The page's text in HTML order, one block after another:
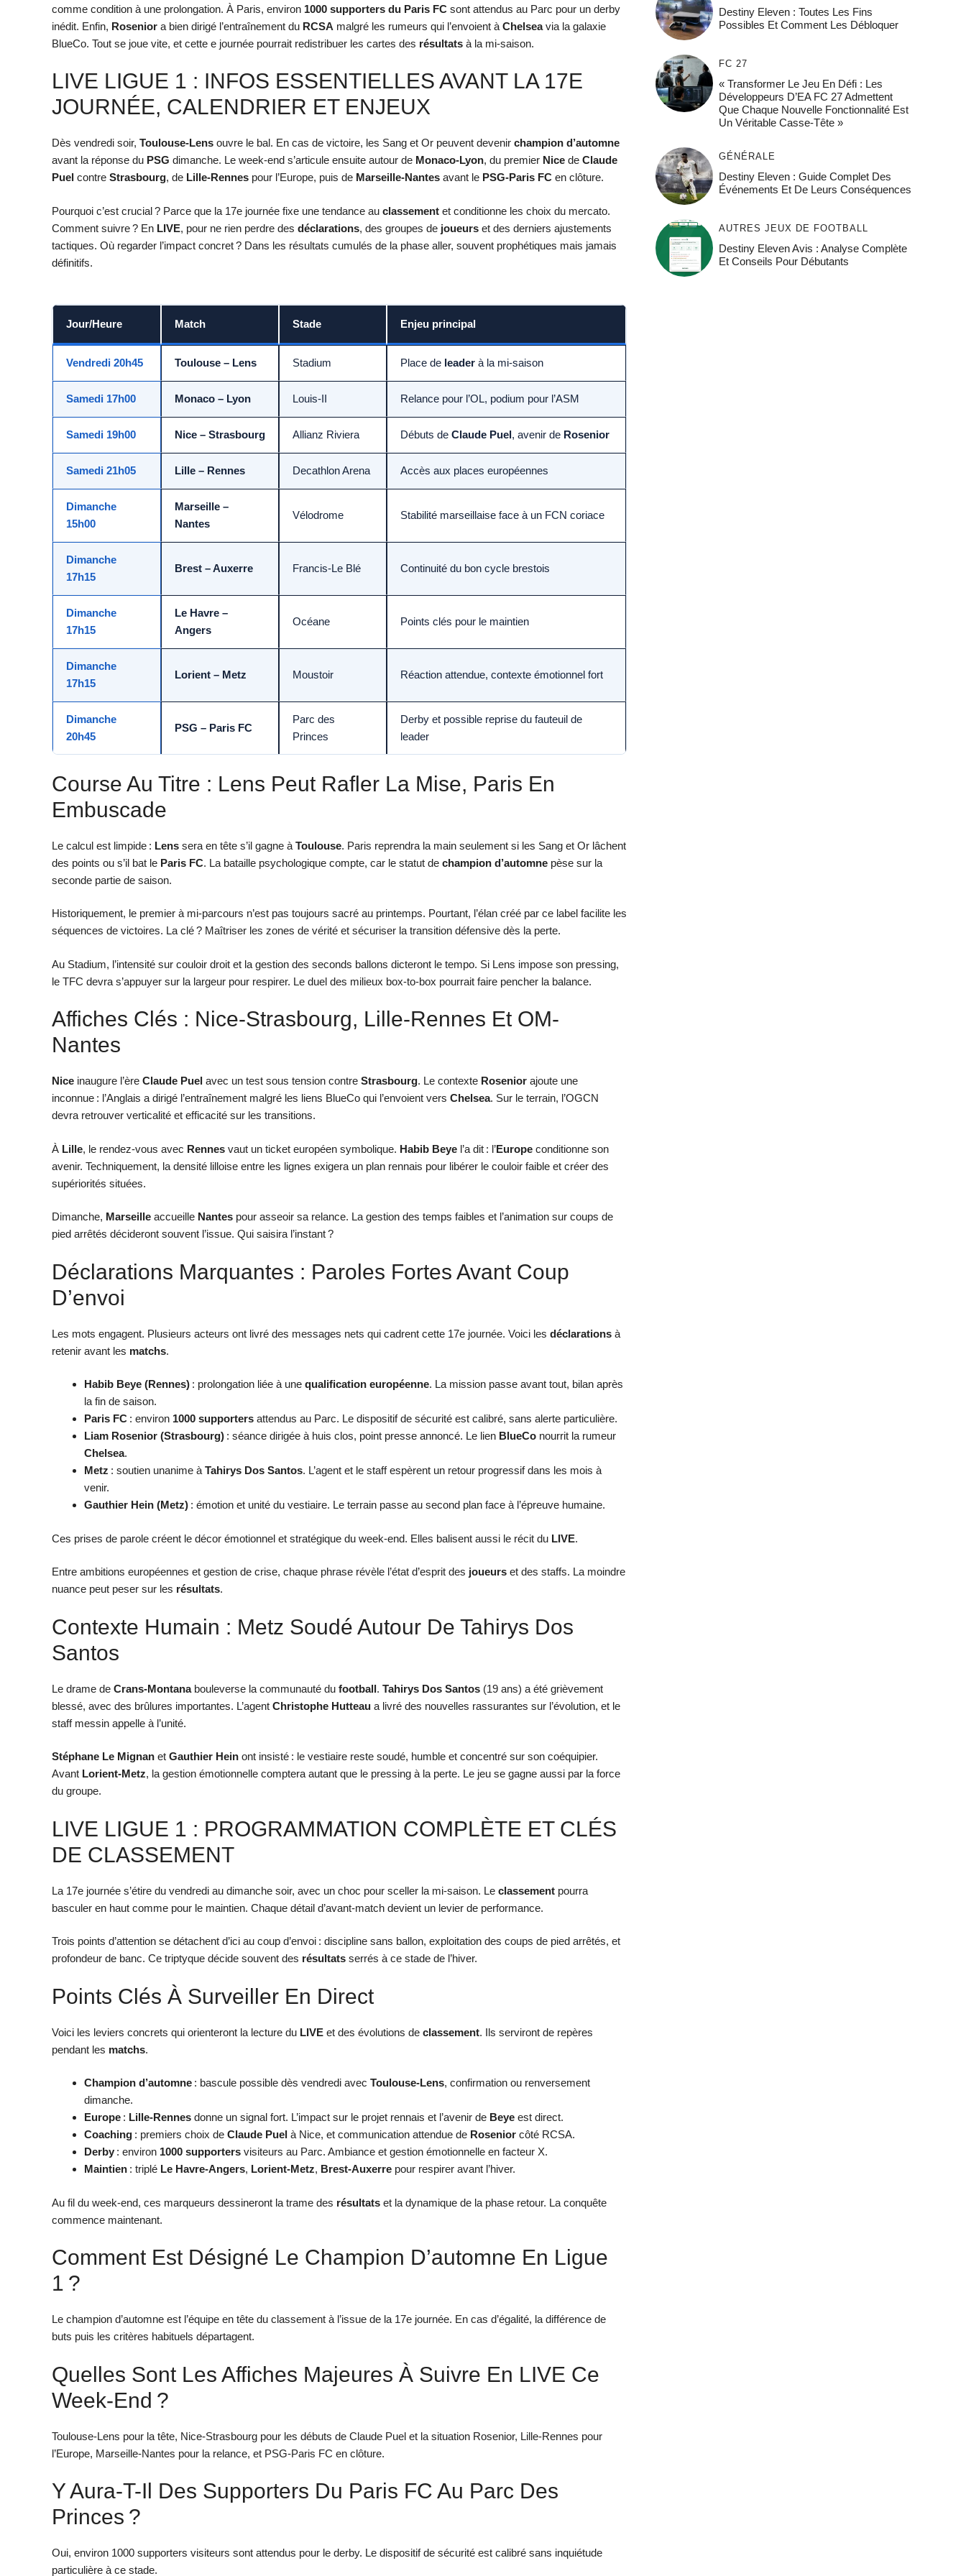
comme condition à une prolongation. À Paris, environ 1000 supporters du Paris FC sont attendus au Parc pour un derby
inédit. Enfin, Rosenior a bien dirigé l’entraînement du RCSA malgré les rumeurs qui l’envoient à Chelseavia la galaxie
BlueCo. Tout se joue vite, et cette e journée pourrait redistribuer les cartes des résultats à la mi-saison.
LIVE LIGUE 1 : INFOS ESSENTIELLES AVANT LA 17E
JOURNÉE, CALENDRIER ET ENJEUX
Dès vendredi soir, Toulouse-Lens ouvre le bal. En cas de victoire, les Sang et Or peuvent devenir champion d’automne
avant la réponse du PSG dimanche. Le week-end s’articule ensuite autour de Monaco-Lyon, du premier Nice de Claude
Puel contre Strasbourg, de Lille-Rennes pour l’Europe, puis de Marseille-Nantes avant le PSG-Paris FC en clôture.
Pourquoi c’est crucial ? Parce que la 17e journée fixe une tendance au classement et conditionne les choix du mercato.
Comment suivre ? En LIVE, pour ne rien perdre des déclarations, des groupes de joueurs et des derniers ajustements
tactiques. Où regarder l’impact concret ? Dans les résultats cumulés de la phase aller, souvent prophétiques mais jamais
définitifs.
Jour/Heure Match Stade Enjeu principal
Vendredi 20h45 Toulouse – Lens Stadium Place de leader à la mi-saison
Samedi 17h00 Monaco – Lyon Louis-II Relance pour l’OL, podium pour l’ASM
Samedi 19h00 Nice – Strasbourg Allianz Riviera Débuts de Claude Puel, avenir de Rosenior
Samedi 21h05 Lille – Rennes Decathlon Arena Accès aux places européennes
Dimanche
15h00
Marseille –
Nantes
Vélodrome Stabilité marseillaise face à un FCN coriace
Dimanche
17h15
Brest – Auxerre Francis-Le Blé Continuité du bon cycle brestois
Dimanche
17h15
Le Havre –
Angers
Océane Points clés pour le maintien
Dimanche
17h15
Lorient – Metz Moustoir Réaction attendue, contexte émotionnel fort
Dimanche
20h45
PSG – Paris FC
Parc des
Princes
Derby et possible reprise du fauteuil de
leader
Course Au Titre : Lens Peut Rafler La Mise, Paris En
Embuscade
Le calcul est limpide : Lens sera en tête s’il gagne à Toulouse. Paris reprendra la main seulement si les Sang et Or lâchent
des points ou s’il bat le Paris FC. La bataille psychologique compte, car le statut de champion d’automne pèse sur la
seconde partie de saison.
Historiquement, le premier à mi-parcours n’est pas toujours sacré au printemps. Pourtant, l’élan créé par ce label facilite les
séquences de victoires. La clé ? Maîtriser les zones de vérité et sécuriser la transition défensive dès la perte.
Au Stadium, l’intensité sur couloir droit et la gestion des seconds ballons dicteront le tempo. Si Lens impose son pressing,
le TFC devra s’appuyer sur la largeur pour respirer. Le duel des milieux box-to-box pourrait faire pencher la balance.
Affiches Clés : Nice-Strasbourg, Lille-Rennes Et OM-
Nantes
Nice inaugure l’ère Claude Puel avec un test sous tension contre Strasbourg. Le contexte Rosenior ajoute une
inconnue : l’Anglais a dirigé l’entraînement malgré les liens BlueCo qui l’envoient vers Chelsea. Sur le terrain, l’OGCN
devra retrouver verticalité et efficacité sur les transitions.
À Lille, le rendez-vous avec Rennes vaut un ticket européen symbolique. Habib Beye l’a dit : l’Europe conditionne son
avenir. Techniquement, la densité lilloise entre les lignes exigera un plan rennais pour libérer le couloir faible et créer des
supériorités situées.
Dimanche, Marseille accueille Nantes pour asseoir sa relance. La gestion des temps faibles et l’animation sur coups de
pied arrêtés décideront souvent l’issue. Qui saisira l’instant ?
Déclarations Marquantes : Paroles Fortes Avant Coup
D’envoi
Les mots engagent. Plusieurs acteurs ont livré des messages nets qui cadrent cette 17e journée. Voici les déclarations à
retenir avant les matchs.
Habib Beye (Rennes) : prolongation liée à une qualification européenne. La mission passe avant tout, bilan après
la fin de saison.
Paris FC : environ 1000 supporters attendus au Parc. Le dispositif de sécurité est calibré, sans alerte particulière.
Liam Rosenior (Strasbourg) : séance dirigée à huis clos, point presse annoncé. Le lien BlueCo nourrit la rumeur
Chelsea.
Metz : soutien unanime à Tahirys Dos Santos. L’agent et le staff espèrent un retour progressif dans les mois à
venir.
Gauthier Hein (Metz) : émotion et unité du vestiaire. Le terrain passe au second plan face à l’épreuve humaine.
Ces prises de parole créent le décor émotionnel et stratégique du week-end. Elles balisent aussi le récit du LIVE.
Entre ambitions européennes et gestion de crise, chaque phrase révèle l’état d’esprit des joueurs et des staffs. La moindre
nuance peut peser sur les résultats.
Contexte Humain : Metz Soudé Autour De Tahirys Dos
Santos
Le drame de Crans-Montanabouleverse la communauté du football. Tahirys Dos Santos (19 ans) a été grièvement
blessé, avec des brûlures importantes. L’agent Christophe Hutteau a livré des nouvelles rassurantes sur l’évolution, et le
staff messin appelle à l’unité.
Stéphane Le Mignan et Gauthier Hein ont insisté : le vestiaire reste soudé, humble et concentré sur son coéquipier.
Avant Lorient-Metz, la gestion émotionnelle comptera autant que le pressing à la perte. Le jeu se gagne aussi par la force
du groupe.
LIVE LIGUE 1 : PROGRAMMATION COMPLÈTE ET CLÉS
DE CLASSEMENT
La 17e journée s’étire du vendredi au dimanche soir, avec un choc pour sceller la mi-saison. Le classement pourra
basculer en haut comme pour le maintien. Chaque détail d’avant-match devient un levier de performance.
Trois points d’attention se détachent d’ici au coup d’envoi : discipline sans ballon, exploitation des coups de pied arrêtés, et
profondeur de banc. Ce triptyque décide souvent des résultats serrés à ce stade de l’hiver.
Points Clés À Surveiller En Direct
Voici les leviers concrets qui orienteront la lecture du LIVE et des évolutions de classement. Ils serviront de repères
pendant les matchs.
Champion d’automne : bascule possible dès vendredi avec Toulouse-Lens, confirmation ou renversement
dimanche.
Europe : Lille-Rennes donne un signal fort. L’impact sur le projet rennais et l’avenir de Beye est direct.
Coaching : premiers choix de Claude Puel à Nice, et communication attendue de Rosenior côté RCSA.
Derby : environ 1000 supporters visiteurs au Parc. Ambiance et gestion émotionnelle en facteur X.
Maintien : triplé Le Havre-Angers, Lorient-Metz, Brest-Auxerre pour respirer avant l’hiver.
Au fil du week-end, ces marqueurs dessineront la trame des résultats et la dynamique de la phase retour. La conquête
commence maintenant.
Comment Est Désigné Le Champion D’automne En Ligue
1 ?
Le champion d’automne est l’équipe en tête du classement à l’issue de la 17e journée. En cas d’égalité, la différence de
buts puis les critères habituels départagent.
Quelles Sont Les Affiches Majeures À Suivre En LIVE Ce
Week-End ?
Toulouse-Lens pour la tête, Nice-Strasbourg pour les débuts de Claude Puel et la situation Rosenior, Lille-Rennes pour
l’Europe, Marseille-Nantes pour la relance, et PSG-Paris FC en clôture.
Y Aura-T-Il Des Supporters Du Paris FC Au Parc Des
Princes ?
Oui, environ 1000 supporters visiteurs sont attendus pour le derby. Le dispositif de sécurité est calibré sans inquiétude
particulière à ce stade.
Destiny Eleven : Toutes Les Fins
Possibles Et Comment Les Débloquer
FC 27
« Transformer Le Jeu En Défi : Les
Développeurs D’EA FC 27 Admettent
Que Chaque Nouvelle Fonctionnalité Est
Un Véritable Casse-Tête »
GÉNÉRALE
Destiny Eleven : Guide Complet Des
Événements Et De Leurs Conséquences
AUTRES JEUX DE FOOTBALL
Destiny Eleven Avis : Analyse Complète
Et Conseils Pour Débutants